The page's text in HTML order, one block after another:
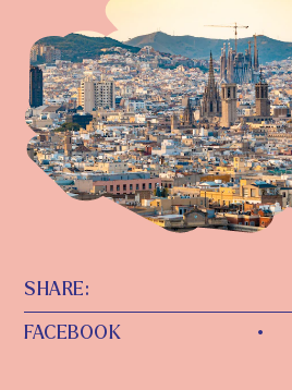
SHARE:
FACEBOOK •